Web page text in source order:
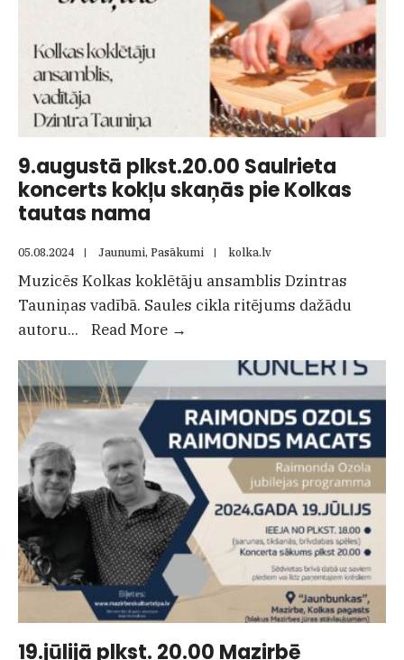
dzejas
atvēršana.
9.augustā plkst.20.00 Saulrieta
koncerts kokļu skaņās pie Kolkas
tautas nama
05.08.2024 | Jaunumi, Pasākumi | kolka.lv
Muzicēs Kolkas koklētāju ansamblis Dzintras
Tauniņas vadībā. Saules cikla ritējums dažādu
autoru... Read More →
Saulrieta
koncerts
kokļu
skaņās
pie
Kolkas
tautas
nama
19.jūlijā plkst. 20.00 Mazirbē